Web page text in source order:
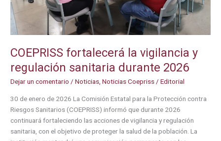
COEPRISS fortalecerá la vigilancia y
regulación sanitaria durante 2026
Dejar un comentario /Noticias,Noticias Coepriss/Editorial
30 de enero de 2026 La Comisión Estatal para la Protección contra
Riesgos Sanitarios (COEPRISS) informó que durante 2026
continuará fortaleciendo las acciones de vigilancia y regulación
sanitaria, con el objetivo de proteger la salud de la población. La